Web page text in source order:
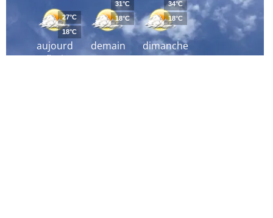
aujourd
´hui
27°C
18°C
demain
31°C
18°C
dimanche
34°C
18°C